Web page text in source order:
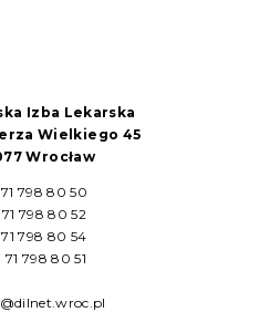
Izba Lekarska
Wielkiego 45
Wrocław
798 80 50
798 80 52
798 80 54
71 798 80 51